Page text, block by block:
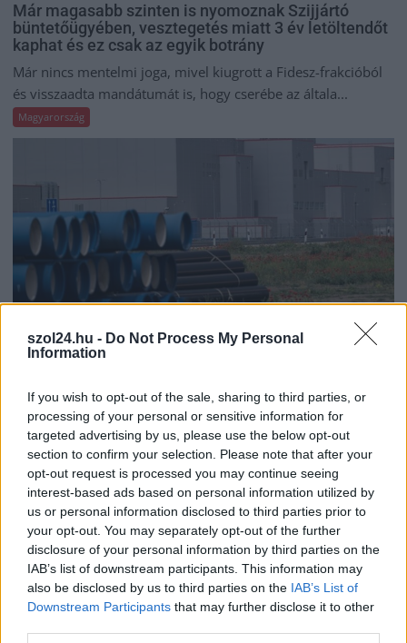
szol24.hu - Do Not Process My Personal
Information
If you wish to opt-out of the sale, sharing to third parties, or
processing of your personal or sensitive information for
targeted advertising by us, please use the below opt-out
section to confirm your selection. Please note that after your
opt-out request is processed you may continue seeing
interest-based ads based on personal information utilized by
us or personal information disclosed to third parties prior to
your opt-out. You may separately opt-out of the further
disclosure of your personal information by third parties on the
IAB’s list of downstream participants. This information may
also be disclosed by us to third parties on the IAB’s List of
Downstream Participants that may further disclose it to other
Már magasabb szinten is nyomoznak Szijjártó
büntetőügyében, vesztegetés miatt 3 év letöltendőt
kaphat és ez csak az egyik botrány
Már nincs mentelmi joga, mivel kiugrott a Fidesz-frakcióból
és visszaadta mandátumát is, hogy cserébe az általa...
Magyarország
2026.08.07. Fazekas Adrián
Országos ellenőrzés indult a hazai akkumulátoripari
üzemekben
Szigorú hatósági vizsgálat alá vonják az akkumulátorgyártás
teljes működési láncát Magyarországon. Az augusztus 1-jétől
indult országos...
Magyarország